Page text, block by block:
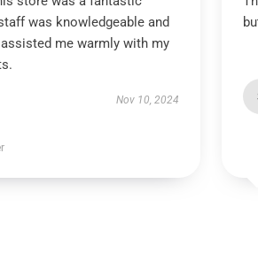
was knowledgeable and
me warmly with my
Nov 10, 2024